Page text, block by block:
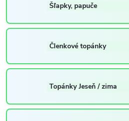
Šľapky, papuče
Členkové topánky
Topánky Jeseň / zima